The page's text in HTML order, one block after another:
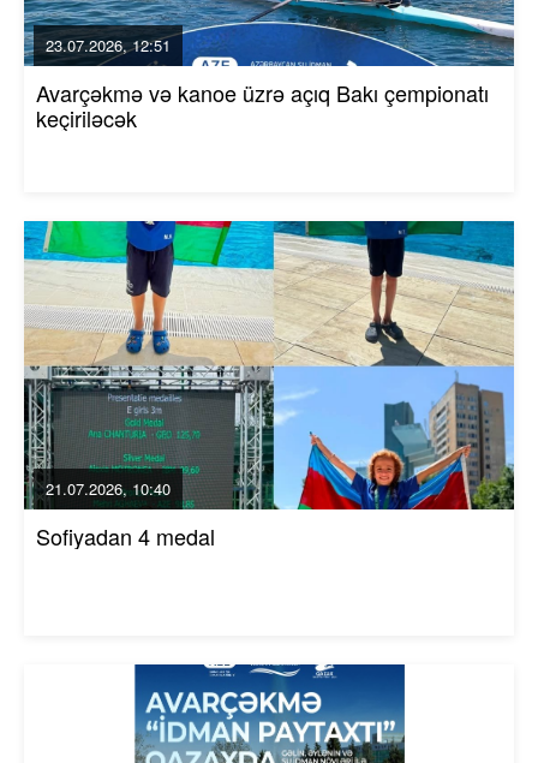
23.07.2026, 12:51
Avarçəkmə və kanoe üzrə açıq Bakı çempionatı
keçiriləcək
21.07.2026, 10:40
Sofiyadan 4 medal